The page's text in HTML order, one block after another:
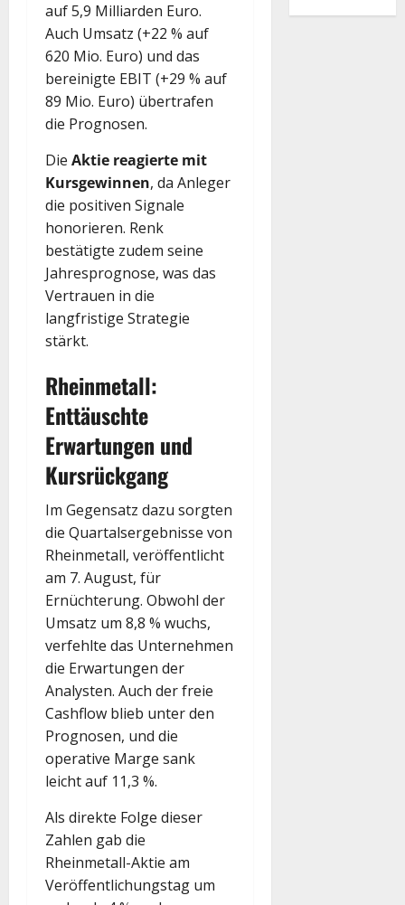
auf 5,9 Milliarden Euro.
Auch Umsatz (+22 % auf
620 Mio. Euro) und das
bereinigte EBIT (+29 % auf
89 Mio. Euro) übertrafen
die Prognosen.
Die Aktie reagierte mit
Kursgewinnen, da Anleger
die positiven Signale
honorieren. Renk
bestätigte zudem seine
Jahresprognose, was das
Vertrauen in die
langfristige Strategie
stärkt.
Rheinmetall:
Enttäuschte
Erwartungen und
Kursrückgang
Im Gegensatz dazu sorgten
die Quartalsergebnisse von
Rheinmetall, veröffentlicht
am 7. August, für
Ernüchterung. Obwohl der
Umsatz um 8,8 % wuchs,
verfehlte das Unternehmen
die Erwartungen der
Analysten. Auch der freie
Cashflow blieb unter den
Prognosen, und die
operative Marge sank
leicht auf 11,3 %.
Als direkte Folge dieser
Zahlen gab die
Rheinmetall-Aktie am
Veröffentlichungstag um